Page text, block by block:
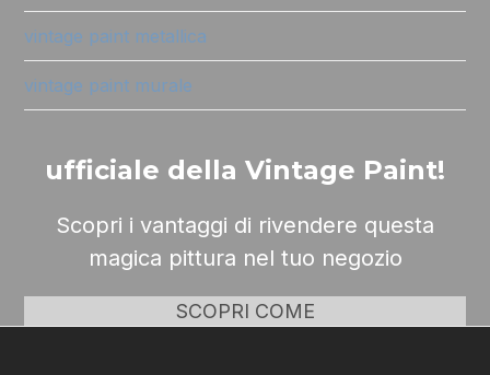
vintage paint metallica
vintage paint murale
ufficiale della Vintage Paint!
Scopri i vantaggi di rivendere questa
magica pittura nel tuo negozio
SCOPRI COME